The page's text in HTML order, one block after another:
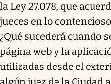
la Ley 27.078, que
jueces en lo
¿Qué sucederá cuando
página web y la
utilizadas desde el
algún juez de la Ciudad